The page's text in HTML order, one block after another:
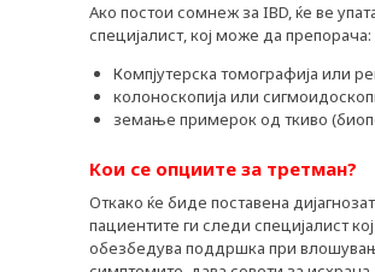
Ако постои сомнеж за IBD, ќе ве
специјалист, кој може да препорача:
Компјутерска томографија или
колоноскопија или
земање примерок од ткиво
Кои се опциите за третман?
Откако ќе биде поставена
пациентите ги следи специјалист кој
обезбедува поддршка при